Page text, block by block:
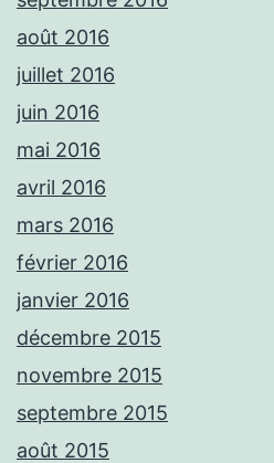
août 2016
juillet 2016
juin 2016
mai 2016
avril 2016
mars 2016
février 2016
janvier 2016
décembre 2015
novembre 2015
septembre 2015
août 2015